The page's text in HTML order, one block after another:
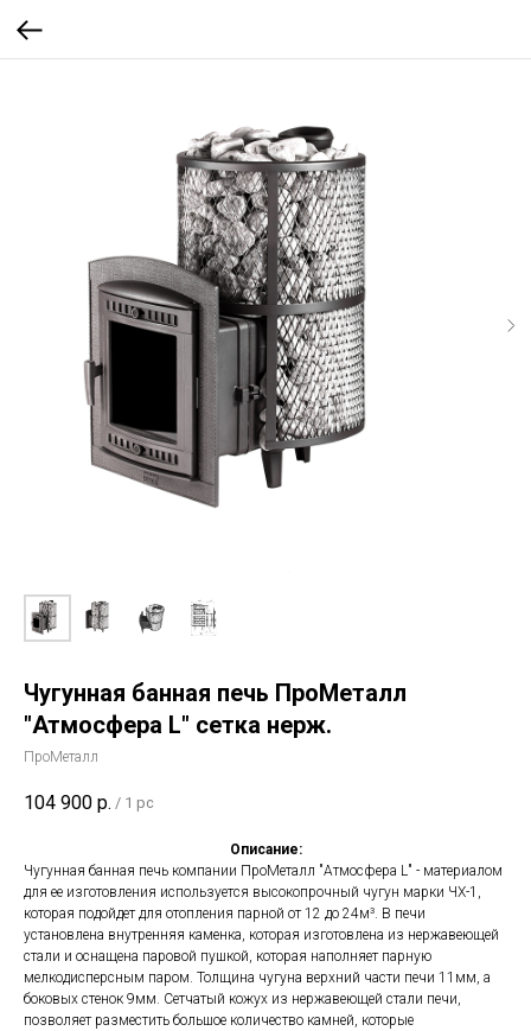
Чугунная банная печь ПроМеталл
"Атмосфера L" сетка нерж.
ПроМеталл
104 900 р. / 1 pc
Описание:
Чугунная банная печь компании ПроМеталл "Атмосфера L" - материалом
для ее изготовления используется высокопрочный чугун марки ЧХ-1,
которая подойдет для отопления парной от 12 до 24м³. В печи
установлена внутренняя каменка, которая изготовлена из нержавеющей
стали и оснащена паровой пушкой, которая наполняет парную
мелкодисперсным паром. Толщина чугуна верхний части печи 11мм, а
боковых стенок 9мм. Сетчатый кожух из нержавеющей стали печи,
позволяет разместить большое количество камней, которые